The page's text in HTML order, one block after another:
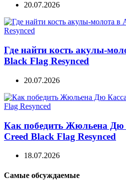
20.07.2026
Где найти кость акулы-
Black Flag Resynced
20.07.2026
Как победить Жюльена Дю
Creed Black Flag Resynced
18.07.2026
Самые обсуждаемые